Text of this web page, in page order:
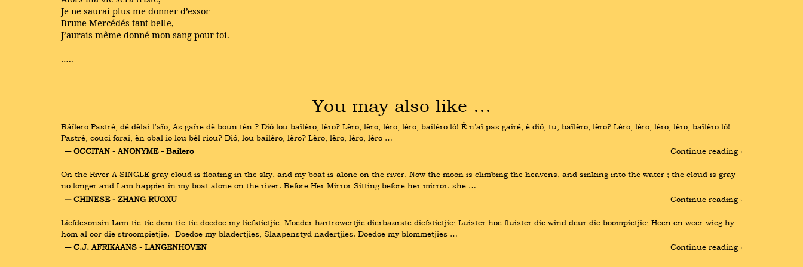
Je ne saurai plus me donner d’essor
Brune Mercédés tant belle,
J’aurais même donné mon sang pour toi.
…..
You may also like …
Báïlero Pastré, dé dèlai l'aïo, As gaïre dè boun tèn ? Dió lou baïlèro, lèro? Lèro, lèro, lèro, lèro, baïlèro lô! È n'aï pas gaïré, è dió, tu, baïlèro, lèro? Lèro, lèro, lèro, lèro, baïlèro lô!
Pastré, couci foraï, èn obal io lou bèl rîou? Dió, lou baïlèro, lèro? Lèro, lèro, lèro, lèro …
― OCCITAN - ANONYME - Bailero
Continue reading ›
On the River A SINGLE gray cloud is floating in the sky, and my boat is alone on the river. Now the moon is climbing the heavens, and sinking into the water ; the cloud is gray
no longer and I am happier in my boat alone on the river. Before Her Mirror Sitting before her mirror. she …
― CHINESE - ZHANG RUOXU
Continue reading ›
Liefdesonsin Lam-tie-tie dam-tie-tie doedoe my liefstietjie, Moeder hartrowertjie dierbaarste diefstietjie; Luister hoe fluister die wind deur die boompietjie; Heen en weer wieg hy
hom al oor die stroompietjie. "Doedoe my bladertjies, Slaapenstyd nadertjies. Doedoe my blommetjies …
― C.J. AFRIKAANS - LANGENHOVEN
Continue reading ›